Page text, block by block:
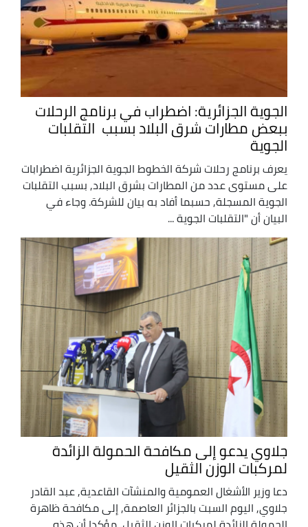
الجوية الجزائرية: اضطراب في برنامج الرحلات
ببعض مطارات شرق البلاد بسبب التقلبات
الجوية
يعرف برنامج رحلات شركة الخطوط الجوية الجزائرية اضطرابات
على مستوى عدد من المطارات بشرق البلاد, بسبب التقلبات
الجوية المسجلة, حسبما أفاد به بيان للشركة. وجاء في
البيان أن "التقلبات الجوية ...
جلاوي يدعو إلى مكافحة الحمولة الزائدة
لمركبات الوزن الثقيل
دعا وزير الأشغال العمومية والمنشآت القاعدية, عبد القادر
جلاوي, اليوم السبت بالجزائر العاصمة, إلى مكافحة ظاهرة